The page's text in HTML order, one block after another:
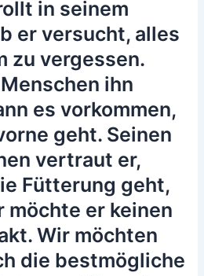
in seinem
er versucht, alles
zu vergessen.
ihn
es vorkommen,
geht. Seinen
vertraut er,
Fütterung geht,
möchte er keinen
Wir möchten
die bestmögliche